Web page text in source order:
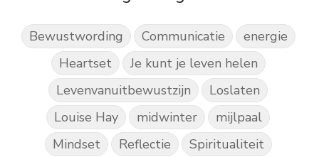
Bewustwording Communicatie
energie
Heartset
Je kunt je leven helen
Levenvanuitbewustzijn
Loslaten
Louise Hay
midwinter
mijlpaal
Mindset
Reflectie
Spiritualiteit